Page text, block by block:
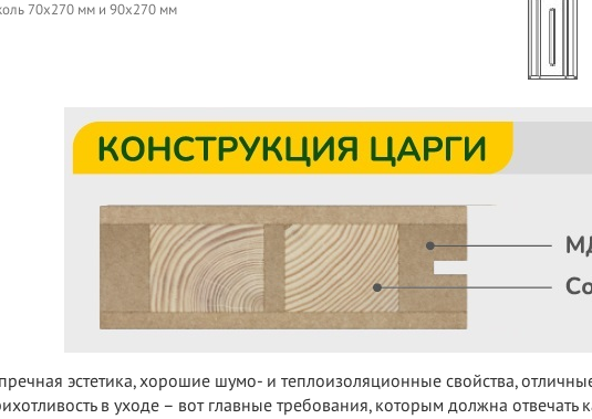
70х270 мм и 90х270 мм
эстетика, хорошие шумо- и теплоизоляционные свойства,
в уходе – вот главные требования, которым должна отвечать